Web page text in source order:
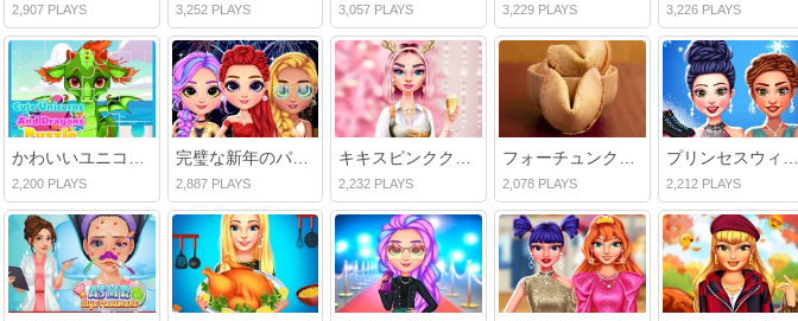
2,907 PLAYS 3,252 PLAYS 3,057 PLAYS 3,229 PLAYS 3,226 PLAYS
かわいいユニコーンとドラゴンのパズル
2,200 PLAYS
完璧な新年のパーティーの外観
2,887 PLAYS
キキスピンククリスマス
2,232 PLAYS
フォーチュンクッキー
2,078 PLAYS
プリンセスウィンターアイススケートの衣装
2,212 PLAYS